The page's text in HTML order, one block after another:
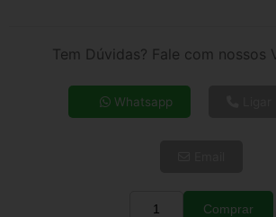
4x de R$ 23,83
5x de R$ 19,32
Tem Dúvidas? Fale com nossos
Whatsapp
Comprar